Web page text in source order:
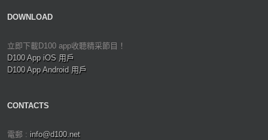
DOWNLOAD
立即下載D100 app收聽精采節目！
D100 App iOS 用戶
D100 App Android 用戶
CONTACTS
電郵 : info@d100.net